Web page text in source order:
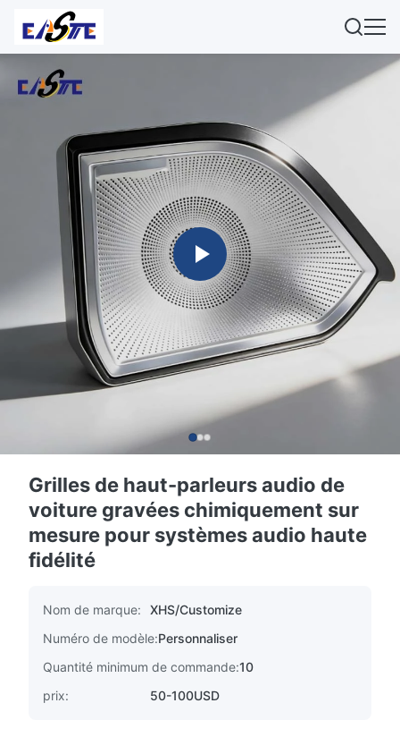
Grilles de haut-parleurs audio de
voiture gravées chimiquement sur
mesure pour systèmes audio haute
fidélité
Nom de marque:
XHS/Customize
Numéro de modèle:Personnaliser
Quantité minimum de commande:10
prix:
50-100USD